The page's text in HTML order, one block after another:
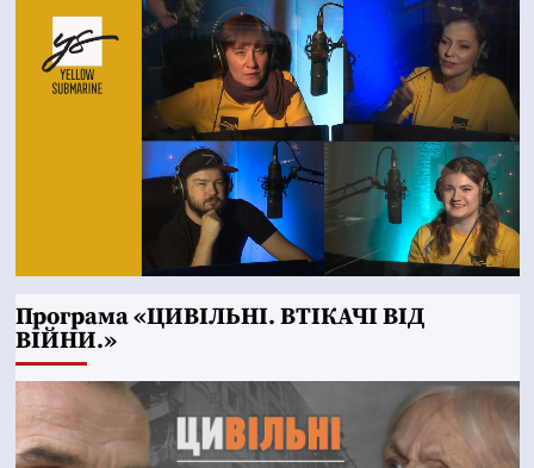
Програма «ЦИВІЛЬНІ. ВТІКАЧІ ВІД
ВІЙНИ.»